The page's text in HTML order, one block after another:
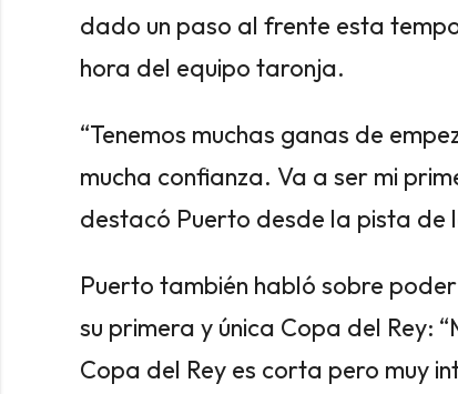
dado un paso al frente esta
hora del equipo taronja.
“Tenemos muchas ganas de
mucha confianza. Va a ser mi
destacó Puerto desde la pista de
Puerto también habló sobre
su primera y única Copa del Rey:
Copa del Rey es corta pero muy